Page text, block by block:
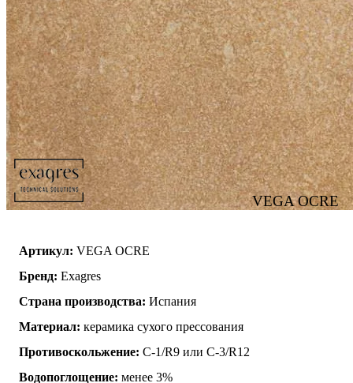
VEGA OCRE
Артикул: VEGA OCRE
Бренд: Exagres
Страна производства: Испания
Материал: керамика сухого прессования
Противоскольжение: C-1/R9 или C-3/R12
Водопоглощение: менее 3%